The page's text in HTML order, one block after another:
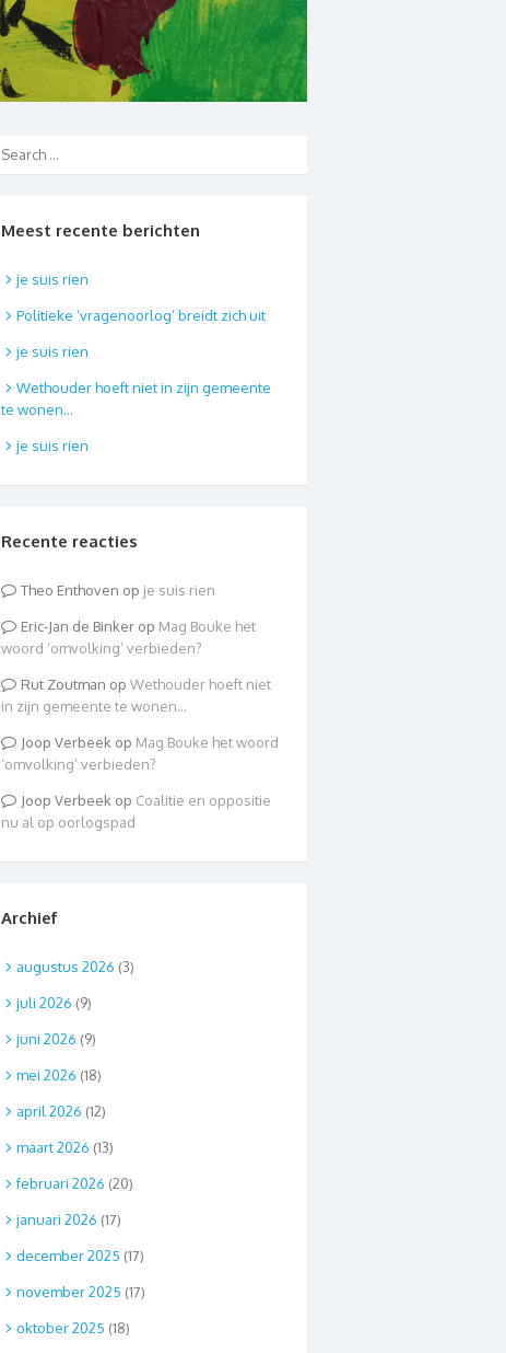
Meest recente berichten
je suis rien
Politieke ‘vragenoorlog’ breidt zich uit
je suis rien
Wethouder hoeft niet in zijn gemeente
te wonen…
je suis rien
Recente reacties
Theo Enthoven op je suis rien
Eric-Jan de Binkerop Mag Bouke het
woord ‘omvolking’ verbieden?
Rut Zoutman op Wethouder hoeft niet
in zijn gemeente te wonen…
Joop Verbeek op Mag Bouke het woord
‘omvolking’ verbieden?
Joop Verbeek op Coalitie en oppositie
nu al op oorlogspad
Archief
augustus 2026 (3)
juli 2026 (9)
juni 2026 (9)
mei 2026 (18)
april 2026 (12)
maart 2026 (13)
februari 2026 (20)
januari 2026 (17)
december 2025 (17)
november 2025 (17)
oktober 2025 (18)